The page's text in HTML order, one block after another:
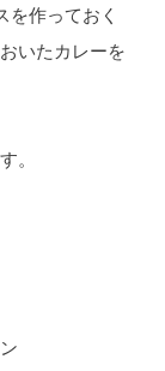
を作っておく
いたカレーを
。